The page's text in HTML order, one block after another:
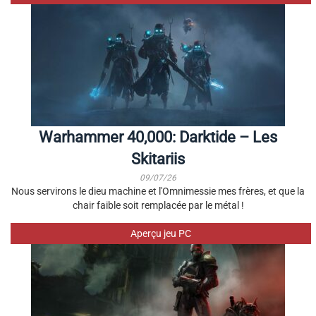
Warhammer 40,000: Darktide – Les
Skitariis
09/07/26
Nous servirons le dieu machine et l'Omnimessie mes frères, et que la
chair faible soit remplacée par le métal !
Aperçu jeu PC